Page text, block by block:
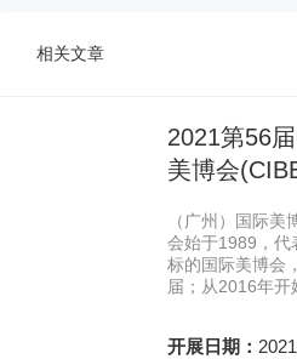
相关文章
2021第56
美博会
（广州）国际
会始于1989，代
标的国际美博会
届；从2016年
开展日期：